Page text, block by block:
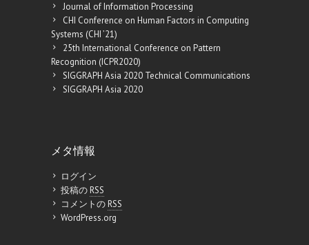
Journal of Information Processing
CHI Conference on Human Factors in Computing
Systems (CHI ’21)
25th International Conference on Pattern
Recognition (ICPR2020)
SIGGRAPH Asia 2020 Technical Communications
SIGGRAPH Asia 2020
メタ情報
ログイン
投稿のRSS
コメントのRSS
WordPress.org